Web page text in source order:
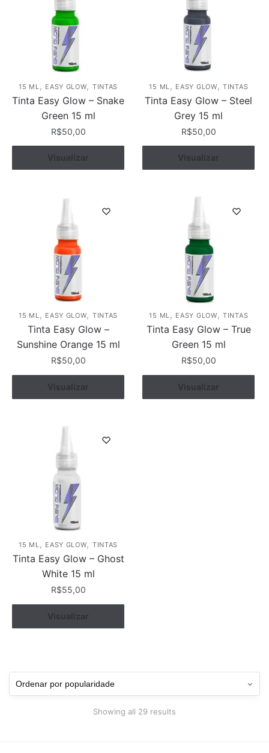
15 ML , EASY GLOW, TINTAS
Tinta Easy Glow – Snake
Green 15 ml
R$50,00
Comprar
Visualizar
15 ML , EASY GLOW ,TINTAS
Tinta Easy Glow – Steel
Grey 15 ml
R$50,00
Comprar
Visualizar
15 ML, EASY GLOW, TINTAS
Tinta Easy Glow –
Sunshine Orange 15 ml
R$50,00
Comprar
Visualizar
15 ML, EASY GLOW,TINTAS
Tinta Easy Glow – True
Green 15 ml
R$50,00
Comprar
Visualizar
15 ML, EASY GLOW, TINTAS
Tinta Easy Glow – Ghost
White 15 ml
R$55,00
Comprar
Visualizar
Showing all 29 results